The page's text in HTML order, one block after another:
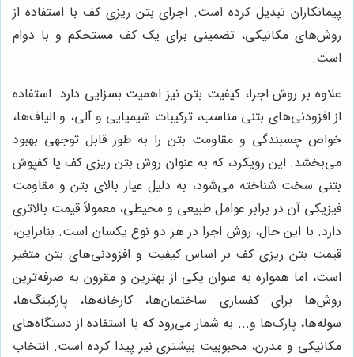
پیمانکاران تبدیل کرده است. اجرای بتن ریزی کف با استفاده از
روش‌های مکانیکی، تضمینی برای یک کف مستحکم و با دوام
است.
علاوه بر روش اجرا، کیفیت بتن نیز اهمیت بسزایی دارد. استفاده
از افزودنی‌های بتنی مناسب، ترکیبات شیمیایی و آلی، و الیاف‌ها،
خواص چسبندگی و مقاومت بتن را به طور قابل توجهی بهبود
می‌بخشد. این رویکرد، که به عنوان روش بتن ریزی کف یا کفپوش
بتنی سخت شناخته می‌شود، به دلیل عیار بالای بتن و مقاومت
فیزیکی آن در برابر عوامل طبیعی و محیطی، معمولاً قیمت بالاتری
دارد. با این حال، روش اجرا در هر دو نوع یکسان است. بنابراین،
قیمت بتن ریزی کف بر اساس کیفیت و افزودنی‌های بتن متغیر
است، اما همواره به عنوان یکی از بهترین و مقرون به صرفه‌ترین
روش‌ها برای کفسازی ساختمان‌ها، کارخانه‌ها، پارکینگ‌ها،
سوله‌ها، پارک‌ها و... به شمار می‌رود که با استفاده از دستگاه‌های
مکانیکی و مدرن، محبوبیت بیشتری نیز پیدا کرده است. انتخاب